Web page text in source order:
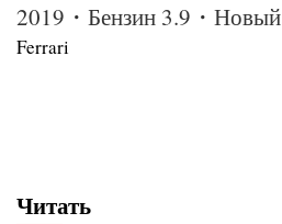
2019・Бензин 3.9・Новый
Ferrari
Читать